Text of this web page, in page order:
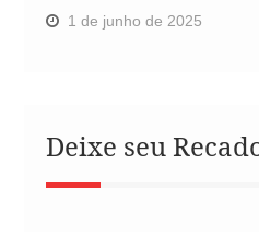
1 de junho de 2025
Deixe seu